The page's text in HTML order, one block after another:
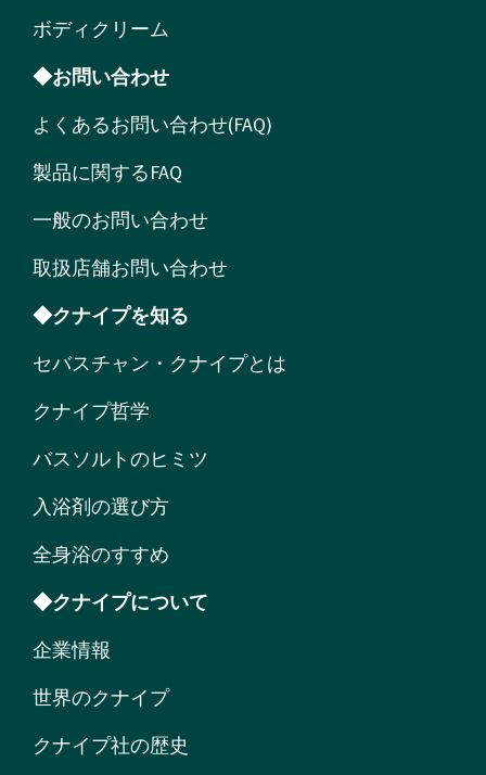
ボディクリーム
◆お問い合わせ
よくあるお問い合わせ(FAQ)
製品に関するFAQ
一般のお問い合わせ
取扱店舗お問い合わせ
◆クナイプを知る
セバスチャン・クナイプとは
クナイプ哲学
バスソルトのヒミツ
入浴剤の選び方
全身浴のすすめ
◆クナイプについて
企業情報
世界のクナイプ
クナイプ社の歴史